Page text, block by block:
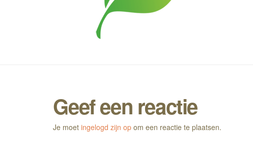
Geef een reactie
Je moetingelogd zijn op om een reactie te plaatsen.